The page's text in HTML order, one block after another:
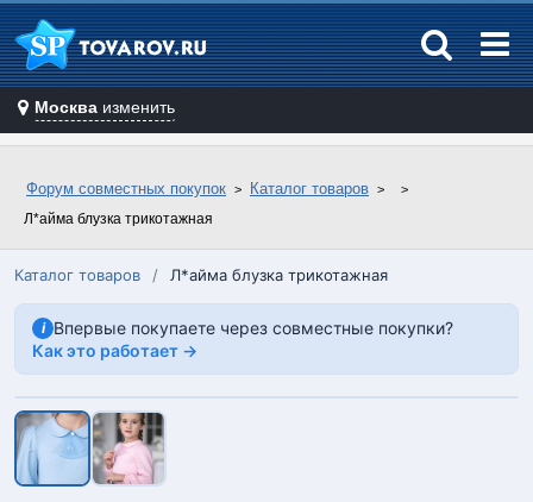
Москва изменить
Форум совместных покупок Каталог товаров
Л*айма блузка трикотажная
Каталог товаров / Л*айма блузка трикотажная
i Впервые покупаете через совместные покупки?
Как это работает →